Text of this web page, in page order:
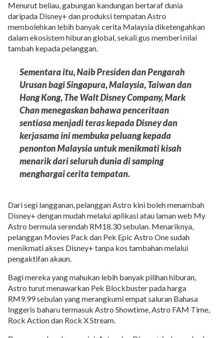
Menurut beliau, gabungan kandungan bertaraf dunia
daripada Disney+ dan produksi tempatan Astro
membolehkan lebih banyak cerita Malaysia diketengahkan
dalam ekosistem hiburan global, sekali gus memberi nilai
tambah kepada pelanggan.
Sementara itu, Naib Presiden dan Pengarah
Urusan bagi Singapura, Malaysia, Taiwan dan
Hong Kong, The Walt Disney Company, Mark
Chan menegaskan bahawa penceritaan
sentiasa menjadi teras kepada Disney dan
kerjasama ini membuka peluang kepada
penonton Malaysia untuk menikmati kisah
menarik dari seluruh dunia di samping
menghargai cerita tempatan.
Dari segi langganan, pelanggan Astro kini boleh menambah
Disney+ dengan mudah melalui aplikasi atau laman web My
Astro bermula serendah RM18.30 sebulan. Menariknya,
pelanggan Movies Pack dan Pek Epic Astro One sudah
menikmati akses Disney+ tanpa kos tambahan melalui
pengaktifan akaun.
Bagi mereka yang mahukan lebih banyak pilihan hiburan,
Astro turut menawarkan Pek Blockbuster pada harga
RM9.99 sebulan yang merangkumi empat saluran Bahasa
Inggeris baharu termasuk Astro Showtime, Astro FAM Time,
Rock Action dan Rock X Stream.